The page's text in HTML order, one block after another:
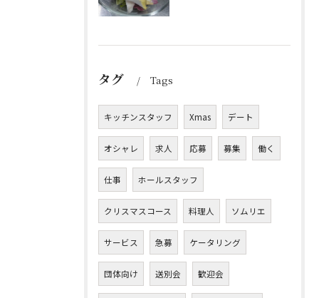
タグ Tags
キッチンスタッフ Xmas デート
オシャレ 求人 応募 募集 働く
仕事 ホールスタッフ
クリスマスコース 料理人 ソムリエ
サービス 急募 ケータリング
団体向け 送別会 歓迎会